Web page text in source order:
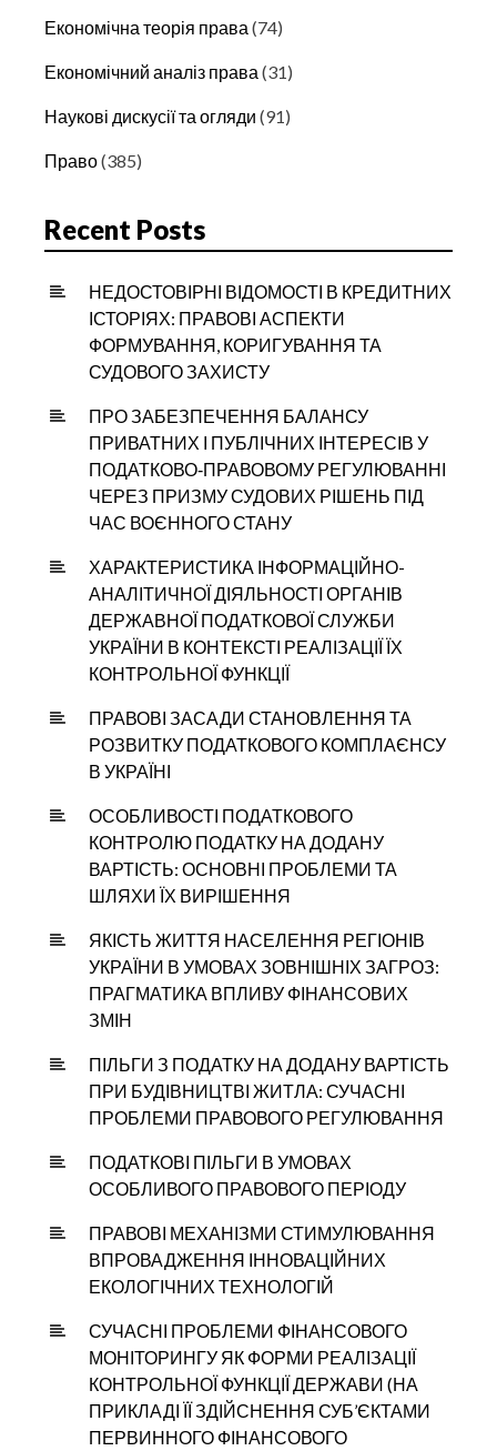
Економічна теорія права (74)
Економічний аналіз права (31)
Наукові дискусії та огляди (91)
Право(385)
Recent Posts
НЕДОСТОВІРНІ ВІДОМОСТІ В КРЕДИТНИХ
ІСТОРІЯХ: ПРАВОВІ АСПЕКТИ
ФОРМУВАННЯ, КОРИГУВАННЯ ТА
СУДОВОГО ЗАХИСТУ
ПРО ЗАБЕЗПЕЧЕННЯ БАЛАНСУ
ПРИВАТНИХ І ПУБЛІЧНИХ ІНТЕРЕСІВ У
ПОДАТКОВО‑ПРАВОВОМУ РЕГУЛЮВАННІ
ЧЕРЕЗ ПРИЗМУ СУДОВИХ РІШЕНЬ ПІД
ЧАС ВОЄННОГО СТАНУ
ХАРАКТЕРИСТИКА ІНФОРМАЦІЙНО-
АНАЛІТИЧНОЇ ДІЯЛЬНОСТІ ОРГАНІВ
ДЕРЖАВНОЇ ПОДАТКОВОЇ СЛУЖБИ
УКРАЇНИ В КОНТЕКСТІ РЕАЛІЗАЦІЇ ЇХ
КОНТРОЛЬНОЇ ФУНКЦІЇ
ПРАВОВІ ЗАСАДИ СТАНОВЛЕННЯ ТА
РОЗВИТКУ ПОДАТКОВОГО КОМПЛАЄНСУ
В УКРАЇНІ
ОСОБЛИВОСТІ ПОДАТКОВОГО
КОНТРОЛЮ ПОДАТКУ НА ДОДАНУ
ВАРТІСТЬ: ОСНОВНІ ПРОБЛЕМИ ТА
ШЛЯХИ ЇХ ВИРІШЕННЯ
ЯКІСТЬ ЖИТТЯ НАСЕЛЕННЯ РЕГІОНІВ
УКРАЇНИ В УМОВАХ ЗОВНІШНІХ ЗАГРОЗ:
ПРАГМАТИКА ВПЛИВУ ФІНАНСОВИХ
ЗМІН
ПІЛЬГИ З ПОДАТКУ НА ДОДАНУ ВАРТІСТЬ
ПРИ БУДІВНИЦТВІ ЖИТЛА: СУЧАСНІ
ПРОБЛЕМИ ПРАВОВОГО РЕГУЛЮВАННЯ
ПОДАТКОВІ ПІЛЬГИ В УМОВАХ
ОСОБЛИВОГО ПРАВОВОГО ПЕРІОДУ
ПРАВОВІ МЕХАНІЗМИ СТИМУЛЮВАННЯ
ВПРОВАДЖЕННЯ ІННОВАЦІЙНИХ
ЕКОЛОГІЧНИХ ТЕХНОЛОГІЙ
СУЧАСНІ ПРОБЛЕМИ ФІНАНСОВОГО
МОНІТОРИНГУ ЯК ФОРМИ РЕАЛІЗАЦІЇ
КОНТРОЛЬНОЇ ФУНКЦІЇ ДЕРЖАВИ (НА
ПРИКЛАДІ ЇЇ ЗДІЙСНЕННЯ СУБ’ЄКТАМИ
ПЕРВИННОГО ФІНАНСОВОГО